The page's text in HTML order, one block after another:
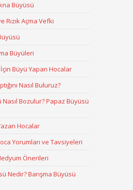
Büyüsü
Rızık Açma Vefki
Büyüleri
Büyü Yapan Hocalar
Nasıl Buluruz?
Bozulur? Papaz Büyüsü
Hocalar
Yorumları ve Tavsiyeleri
Önerileri
Nedir? Barışma Büyüsü